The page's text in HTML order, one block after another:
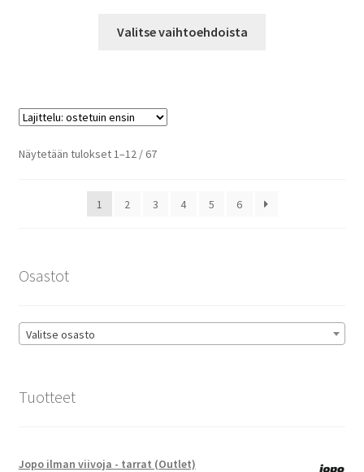
-
Valitse vaihtoehdoista
sivulla.
Näytetään tulokset 1–12 / 67Suosituimmat
1 2 3 4 5 6
Osastot
Valitse osasto
Tuotteet
Jopo ilman viivoja - tarrat (Outlet)